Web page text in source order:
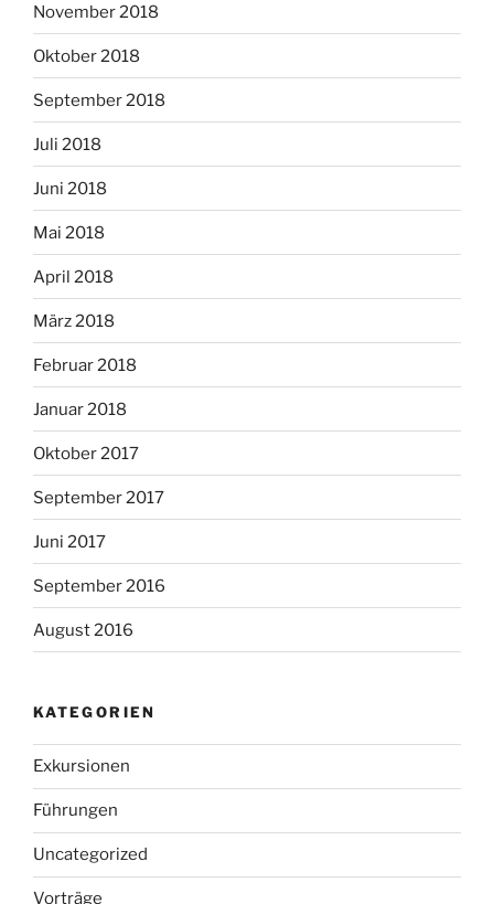
November 2018
Oktober 2018
September 2018
Juli 2018
Juni 2018
Mai 2018
April 2018
März 2018
Februar 2018
Januar 2018
Oktober 2017
September 2017
Juni 2017
September 2016
August 2016
KATEGORIEN
Exkursionen
Führungen
Uncategorized
Vorträge